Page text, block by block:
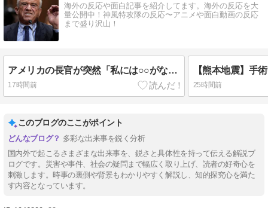
海外の反応や面白記事を紹介してます。海外の反応を大
量公開中！神風特攻隊の反応〜アニメや面白動画の反応
まで盛り沢山！
アメリカの長官が突然「私には○○がない！」と衝撃告白をしてしまうｗ 海外の反応。
17時間前 25時間前
このブログのここがポイント
多彩な出来事を鋭く分析
国内外で起こるさまざまな出来事を、鋭さと具体性を持って伝える解説ブ
ログです。災害や事件、社会の疑問まで幅広く取り上げ、読者の好奇心を
刺激します。時事の裏側や背景もわかりやすく解説し、知的探究心を満た
す内容となっています。